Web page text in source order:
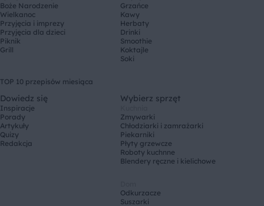
Boże Narodzenie
Wielkanoc
Przyjęcia i imprezy
Przyjęcia dla dzieci
Piknik
Grill
Grzańce
Kawy
Herbaty
Drinki
Smoothie
Koktajle
Soki
TOP 10 przepisów miesiąca
Dowiedz się
Inspiracje
Porady
Artykuły
Quizy
Redakcja
Wybierz sprzęt
Zmywarki
Chłodziarki i zamrażarki
Piekarniki
Płyty grzewcze
Roboty kuchnne
Blendery ręczne i kielichowe
Odkurzacze
Suszarki